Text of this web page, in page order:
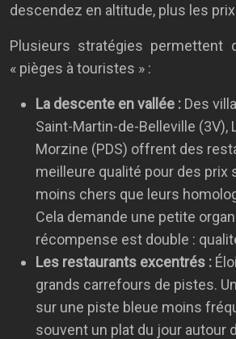
descendez en altitude, plus les
Plusieurs stratégies permettent
« pièges à touristes » :
La descente en vallée : Des
Saint-Martin-de-Belleville (3V),
Morzine (PDS) offrent des
meilleure qualité pour des prix
moins chers que leurs
Cela demande une petite
récompense est double :
Les restaurants excentrés :
grands carrefours de pistes.
sur une piste bleue moins
souvent un plat du jour autour